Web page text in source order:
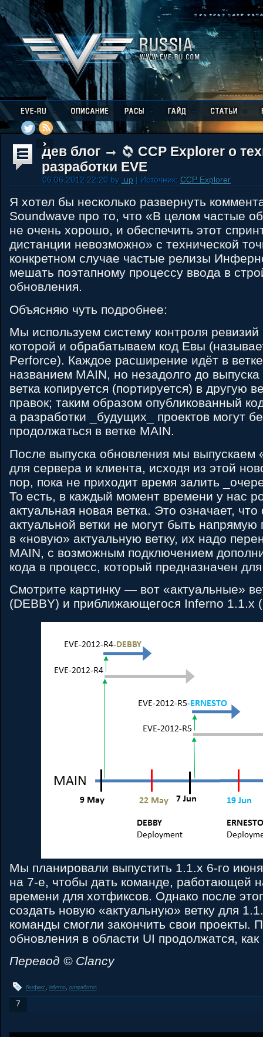
Дев блог
CCP Explorer о
разработки EVE
06.06.2012 22:20 by .up | Источник: CCP Explorer
Я хотел бы несколько развернуть
Soundwave про то, что «В целом частые
не очень хорошо, и обеспечить этот
дистанции невозможно» с технической
конкретном случае частые релизы
мешать поэтапному процессу ввода в
обновления.
Объясняю чуть подробнее:
Мы используем систему контроля
которой и обрабатываем код Евы
Perforce). Каждое расширение идёт в
названием MAIN, но незадолго до выпуска
ветка копируется (портируется) в другую
правок; таким образом опубликованный
а разработки _будущих_ проектов могут
продолжаться в ветке MAIN.
После выпуска обновления мы выпускаем
для сервера и клиента, исходя из этой
пор, пока не приходит время залить
То есть, в каждый момент времени у нас
актуальная новая ветка. Это означает,
актуальной ветки не могут быть
в «новую» актуальную ветку, их надо
MAIN, с возможным подключением
кода в процесс, который предназначен
Смотрите картинку — вот «актуальные»
(DEBBY) и приближающегося Inferno 1.1.x
Мы планировали выпустить 1.1.x 6-го
на 7-е, чтобы дать команде, работающей
времени для хотфиксов. Однако после
создать новую «актуальную» ветку для
команды смогли закончить свои проекты.
обновления в области UI продолжатся,
Перевод © Clancy
багфикс inferno, разработка
7